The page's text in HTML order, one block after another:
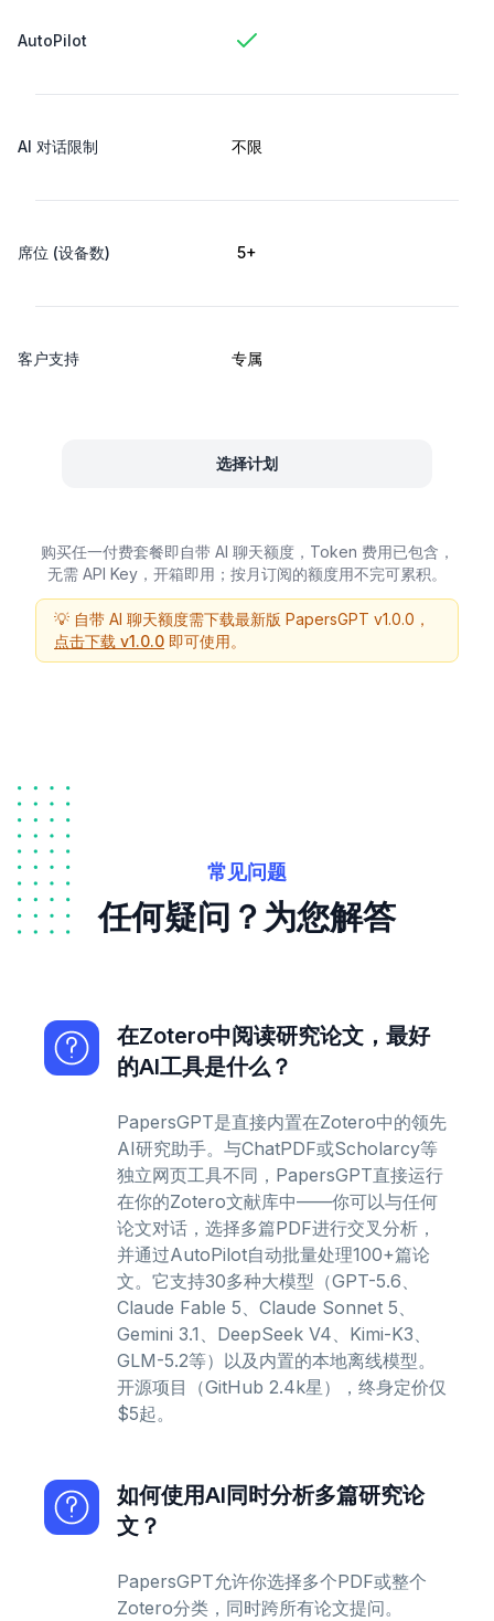
AutoPilot
AI 对话限制 不限
席位 (设备数) 5+
客户支持 专属
选择计划
购买任一付费套餐即自带 AI 聊天额度，Token 费用已包含，
无需 API Key，开箱即用；按月订阅的额度用不完可累积。
💡 自带 AI 聊天额度需下载最新版 PapersGPT v1.0.0，
点击下载 v1.0.0 即可使用。
常见问题
任何疑问？为您解答
在Zotero中阅读研究论文，最好
的AI工具是什么？
PapersGPT是直接内置在Zotero中的领先
AI研究助手。与ChatPDF或Scholarcy等
独立网页工具不同，PapersGPT直接运行
在你的Zotero文献库中——你可以与任何
论文对话，选择多篇PDF进行交叉分析，
并通过AutoPilot自动批量处理100+篇论
文。它支持30多种大模型（GPT-5.6、
Claude Fable 5、Claude Sonnet 5、
Gemini 3.1、DeepSeek V4、Kimi-K3、
GLM-5.2等）以及内置的本地离线模型。
开源项目（GitHub 2.4k星），终身定价仅
$5起。
如何使用AI同时分析多篇研究论
文？
PapersGPT允许你选择多个PDF或整个
Zotero分类，同时跨所有论文提问。